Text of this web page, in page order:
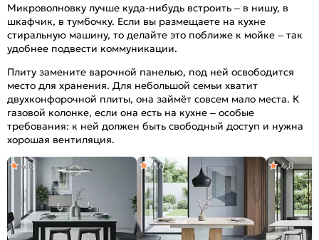
Микроволновку лучше куда-нибудь встроить – в нишу, в
шкафчик, в тумбочку. Если вы размещаете на кухне
стиральную машину, то делайте это поближе к мойке – так
удобнее подвести коммуникации.
Плиту замените варочной панелью, под ней освободится
место для хранения. Для небольшой семьи хватит
двухконфорочной плиты, она займёт совсем мало места. К
газовой колонке, если она есть на кухне – особые
требования: к ней должен быть свободный доступ и нужна
хорошая вентиляция.
4,8 4,6 4,8